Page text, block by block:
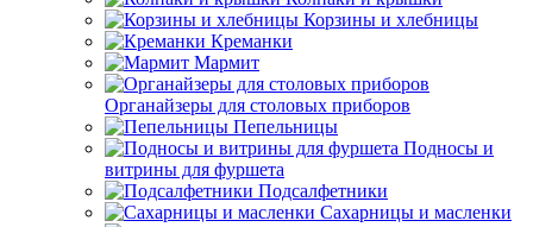
Корзины и хлебницы
Креманки
Мармит
Органайзеры для столовых приборов
Пепельницы
Подносы и
витрины для фуршета
Подсалфетники
Сахарницы и масленки